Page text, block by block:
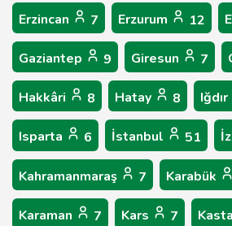
Erzincan 7 Erzurum 12
Gaziantep 9 Giresun 7
Hakkâri 8 Hatay 8 Iğdır
Isparta 6 İstanbul 51
Kahramanmaraş 7 Karabük
Karaman 7 Kars 7